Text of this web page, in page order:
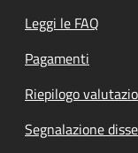
Leggi le FAQ
Pagamenti
Riepilogo
Segnalazione